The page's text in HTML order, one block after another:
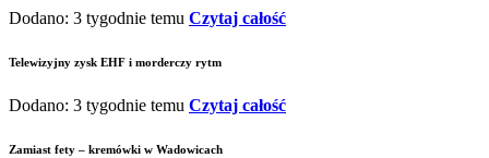
Dodano: 3 tygodnie temu Czytaj całość
Telewizyjny zysk EHF i morderczy rytm
Dodano: 3 tygodnie temu Czytaj całość
Zamiast fety – kremówki w Wadowicach